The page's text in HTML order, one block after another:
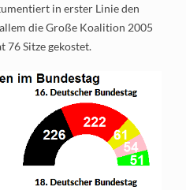
in erster Linie den
die Große Koalition 2005
76 Sitze gekostet.